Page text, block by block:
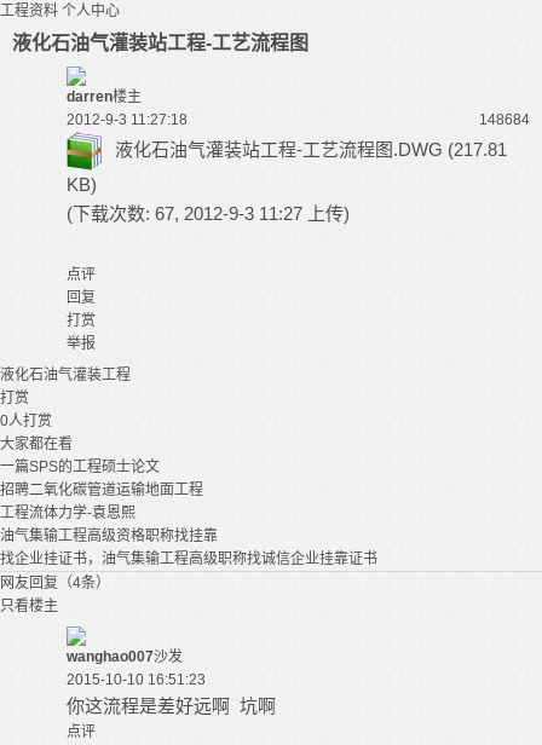
工程资料 个人中心
液化石油气灌装站工程-工艺流程图
darren楼主
2012-9-3 11:27:18
148684
液化石油气灌装站工程-工艺流程图.DWG (217.81
KB)
(下载次数: 67, 2012-9-3 11:27 上传)
点评
回复
打赏
举报
液化石油气灌装工程
打赏
0人打赏
大家都在看
一篇SPS的工程硕士论文
招聘二氧化碳管道运输地面工程
工程流体力学-袁恩熙
油气集输工程高级资格职称找挂靠
找企业挂证书，油气集输工程高级职称找诚信企业挂靠证书
网友回复（4条）
只看楼主
wanghao007沙发
2015-10-10 16:51:23
你这流程是差好远啊 坑啊
点评